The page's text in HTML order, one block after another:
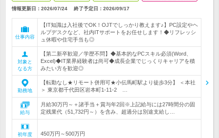
情報更新日：2026/07/24 終了予定日： 2026/09/17
仕事内容
【IT知識は入社後でOK！OJTでしっかり教えます♪】PC設定やヘ
ルプデスクなど、社内ITサポートをお任せします！◆リフレッシ
ュ休暇や住宅手当も◎
対象と
なる方
【第二新卒歓迎／学歴不問】◆基本的なPCスキル必須(Word、
Excel)◆IT業界経験者は尚可◆成長企業でじっくりキャリアを積
みたい方を歓迎◎
勤務地
【転勤なし★リモート併用可★小伝馬町駅より徒歩3分】 ＜本社
＞ 東京都千代田区岩本町1-11-2 …
給与
月給30万円～＋諸手当＋賞与年2回※上記給与には27時間分の固
定残業代（51,732円～）を含み、超過分は別途支給し…
初年度
450万円～500万円